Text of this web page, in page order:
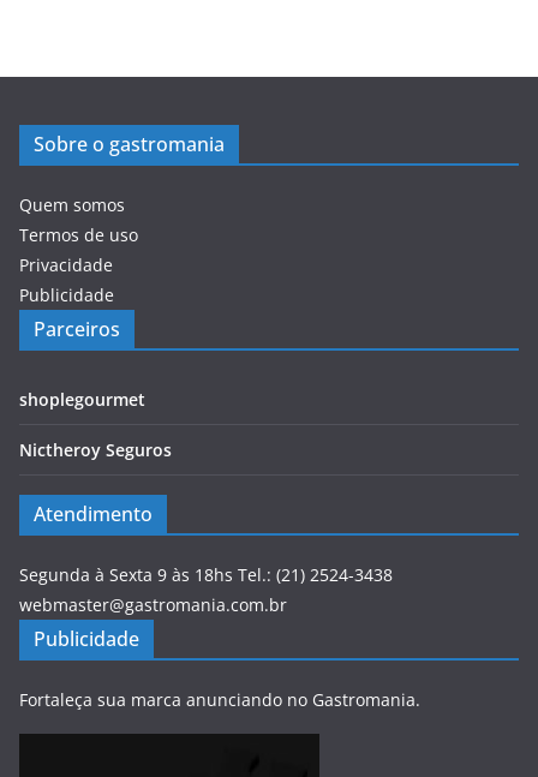
Sobre o gastromania
Quem somos
Termos de uso
Privacidade
Publicidade
Parceiros
shoplegourmet
Nictheroy Seguros
Atendimento
Segunda à Sexta 9 às 18hs Tel.: (21) 2524-3438
webmaster@gastromania.com.br
Publicidade
Fortaleça sua marca anunciando no Gastromania.